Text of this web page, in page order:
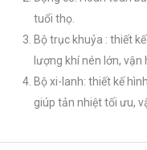
tuổi thọ.
Bộ trục khuỷa : thiết
lượng khí nén lớn, vận
Bộ xi-lanh: thiết kế
giúp tản nhiệt tối ưu,